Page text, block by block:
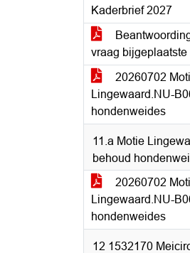
Kaderbrief 2027
vraag
20260702
Lingewaard.NU-
hondenweides
11.a Motie
behoud
20260702
Lingewaard.NU-
hondenweides
12 1532170